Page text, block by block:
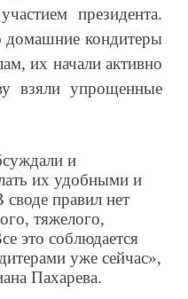
президента.
домашние кондитеры
их начали активно
взяли упрощенные
и
их удобными и
правил нет
тяжелого,
это соблюдается
уже сейчас»,
Пахарева.